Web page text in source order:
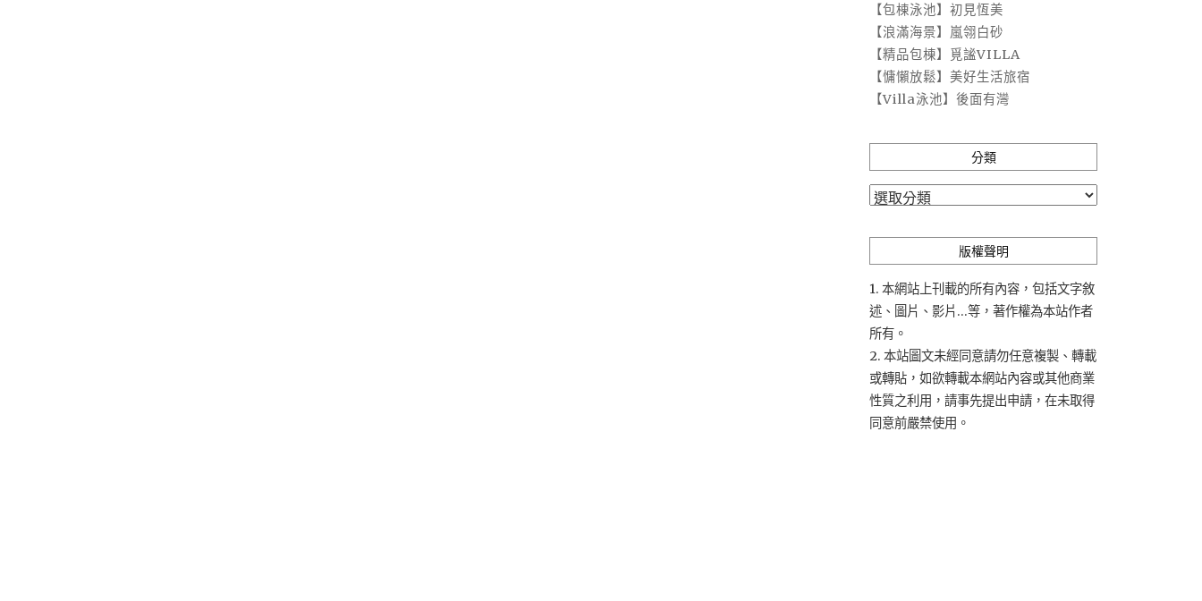
【包棟泳池】初見恆美
【浪滿海景】嵐翎白砂
【精品包棟】覓謐VILLA
【慵懶放鬆】美好生活旅宿
【Villa泳池】後面有灣
分類
分
版權聲明
1. 本網站上刊載的所有內容，包括文字敘
述、圖片、影片...等，著作權為本站作者
所有。
2. 本站圖文未經同意請勿任意複製、轉載
或轉貼，如欲轉載本網站內容或其他商業
性質之利用，請事先提出申請，在未取得
同意前嚴禁使用。